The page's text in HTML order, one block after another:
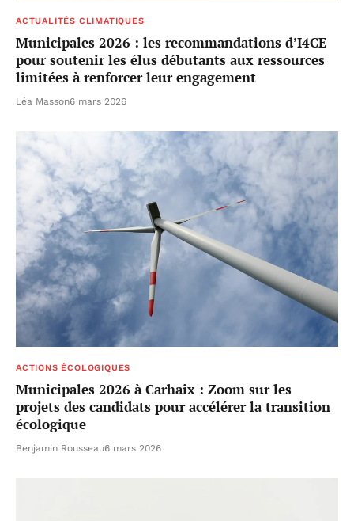
ACTUALITÉS CLIMATIQUES
Municipales 2026 : les recommandations d’I4CE
pour soutenir les élus débutants aux ressources
limitées à renforcer leur engagement
Léa Masson6 mars 2026
ACTIONS ÉCOLOGIQUES
Municipales 2026 à Carhaix : Zoom sur les
projets des candidats pour accélérer la transition
écologique
Benjamin Rousseau6 mars 2026